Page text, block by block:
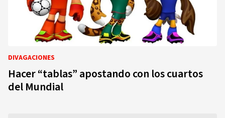
DIVAGACIONES
Hacer “tablas” apostando con los cuartos
del Mundial